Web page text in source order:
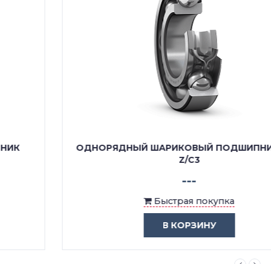
ОДНОРЯДНЫЙ ШАРИКОВЫЙ ПОДШИПНИК 6201
Быстрая покупка